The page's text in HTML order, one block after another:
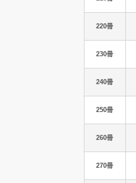
220冊
230冊
240冊
250冊
260冊
270冊